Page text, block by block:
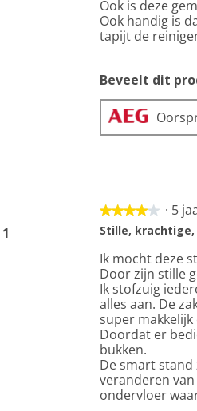
Ook is deze
Ook handig is
tapijt de
Beveelt dit
1
★★★★★
★★★★★
4
5
sterren.
· 5
Stille,
Ik mocht deze
Door zijn stille
Ik stofzuig
alles aan. De
super makkelijk
Doordat er
bukken.
De smart
veranderen
ondervloer